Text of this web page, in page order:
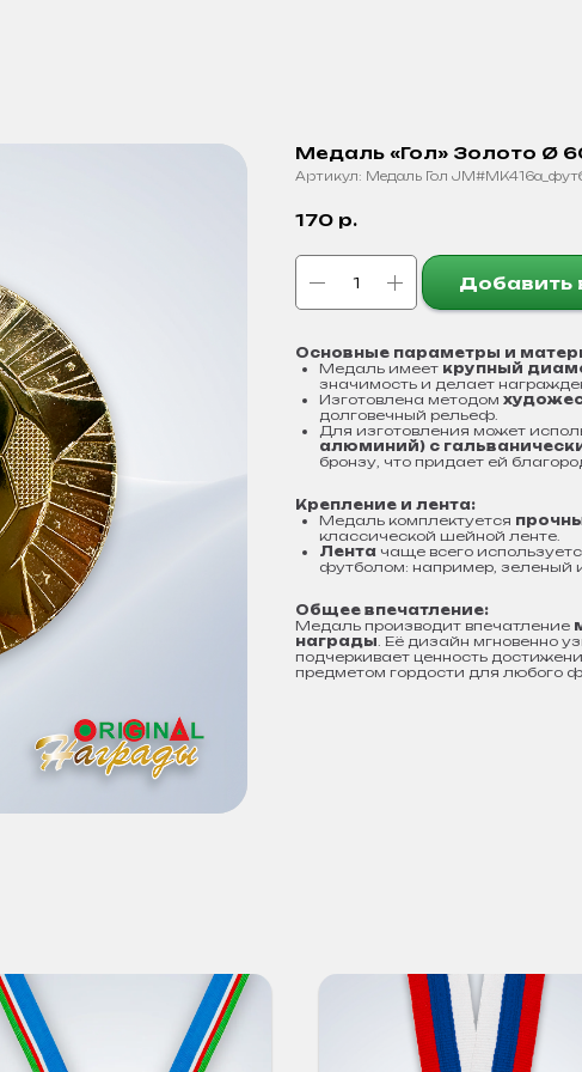
Медаль «Гол» Золото Ø
Артикул: Медаль Гол
170 р.
Добавить
Основные параметры и
Медаль имеет крупный
значимость и делает
Изготовлена методом
долговечный рельеф.
Для изготовления может
алюминий) с
бронзу, что придает ей
Крепление и лента:
Медаль комплектуется
классической шейной ленте.
Лента чаще всего
футболом: например, зеленый
Общее впечатление:
Медаль производит впечатление
награды. Её дизайн мгновенно
подчеркивает ценность
предметом гордости для любого